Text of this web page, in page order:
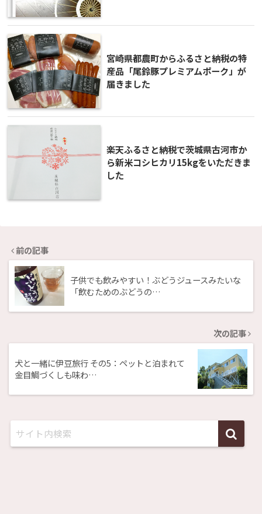
宮崎県都農町からふるさと納税の特
産品「尾鈴豚プレミアムポーク」が
届きました
楽天ふるさと納税で茨城県古河市か
ら新米コシヒカリ15kgをいただきま
した
前の記事
子供でも飲みやすい！ぶどうジュースみたいな
「飲むためのぶどうの…
次の記事
犬と一緒に伊豆旅行 その5：ペットと泊まれて
金目鯛づくしも味わ…